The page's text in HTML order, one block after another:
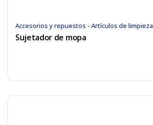
Accesorios y repuestos - Artículos de limpieza
Sujetador de mopa